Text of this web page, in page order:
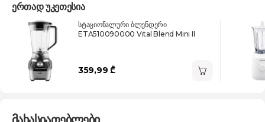
ერთად უკეთესია
სტაციონალური ბლენდერი
ETA510090000 Vital Blend Mini II
359,99 ₾